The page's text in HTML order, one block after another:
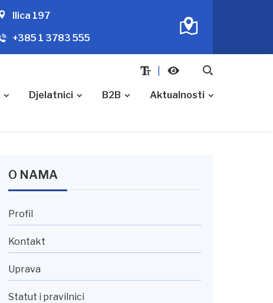
Ilica 197
+385 1 3783 555
Djelatnici B2B Aktualnosti
O NAMA
Profil
Kontakt
Uprava
Statut i pravilnici